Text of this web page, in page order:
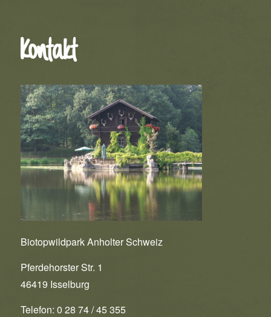
Kontakt
Biotopwildpark Anholter Schweiz
Pferdehorster Str. 1
46419 Isselburg
Telefon: 0 28 74 / 45 355